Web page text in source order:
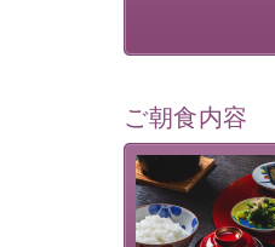
ご朝食内容
さっぱりとした
れる食材は、諏